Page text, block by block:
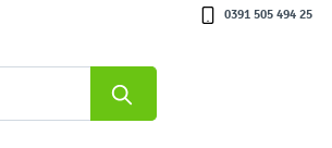
0391 505 494 25